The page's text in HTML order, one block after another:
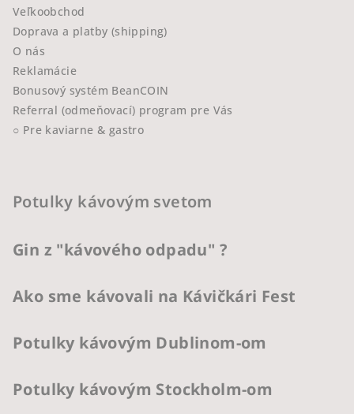
Veľkoobchod
Doprava a platby (shipping)
O nás
Reklamácie
Bonusový systém BeanCOIN
Referral (odmeňovací) program pre Vás
○ Pre kaviarne & gastro
Potulky kávovým svetom
Gin z "kávového odpadu" ?
Ako sme kávovali na Kávičkári Fest
Potulky kávovým Dublinom-om
Potulky kávovým Stockholm-om